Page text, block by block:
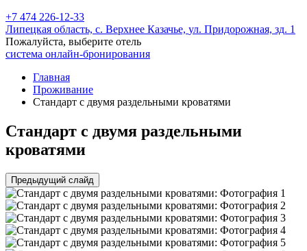
+7 474 226-12-33
Липецкая область, с. Верхнее Казачье, ул. Придорожная, зд. 1
Пожалуйста, выберите отель
система онлайн-бронирования
Главная
Проживание
Стандарт с двумя раздельными кроватями
Стандарт с двумя раздельными
кроватями
Предыдущий слайд